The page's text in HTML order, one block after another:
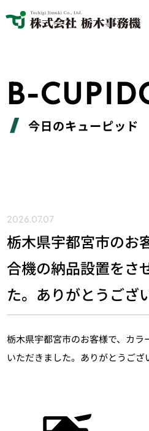
B-
今日のキューピッド
2026.07.07
栃木県宇都宮市のお
合機の納品設置をさ
た。ありがとうござ
栃木県宇都宮市のお客様で、カ
いただきました。ありがとうござ